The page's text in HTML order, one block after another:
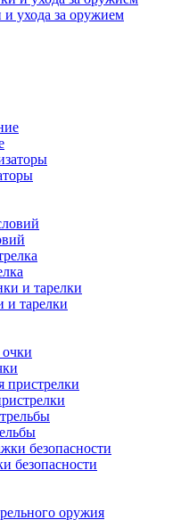
и ухода за оружием
и тарелки
безопасности